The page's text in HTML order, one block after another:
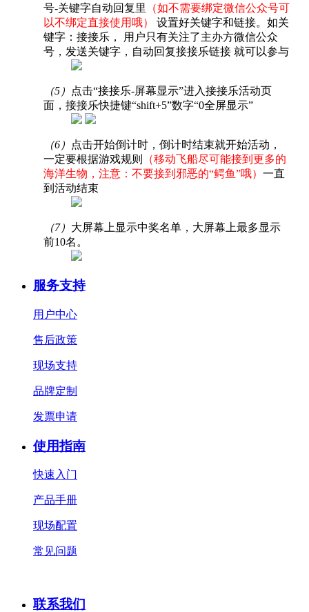
号-关键字自动回复里
（如不需要绑定微信公众号可
以不绑定直接使用哦） 设置好关键字和链接。如关
键字：接接乐， 用户只有关注了主办方微信公众
号，发送关键字，自动回复接接乐链接 就可以参与
（5）
点击“接接乐-屏幕显示”进入接接乐活动页
面，接接乐快捷键“shift+5”数字“0全屏显示”
（6）
点击开始倒计时，倒计时结束就开始活动，
一定要根据游戏规则
（移动飞船尽可能接到更多的
海洋生物，注意：不要接到邪恶的“鳄鱼”哦） 一直
到活动结束
（7） 大屏幕上显示中奖名单，大屏幕上最多显示
前10名。
服务支持
用户中心
售后政策
现场支持
品牌定制
发票申请
使用指南
快速入门
产品手册
现场配置
常见问题
联系我们